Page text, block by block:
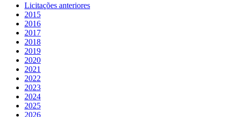
Licitações anteriores
2015
2016
2017
2018
2019
2020
2021
2022
2023
2024
2025
2026